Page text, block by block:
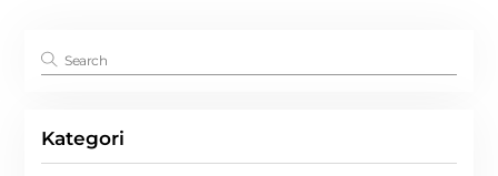
Kategori